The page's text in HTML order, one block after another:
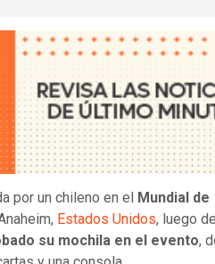
por un chileno en el
Mundial de
Estados Unidos, luego
su mochila en el evento,